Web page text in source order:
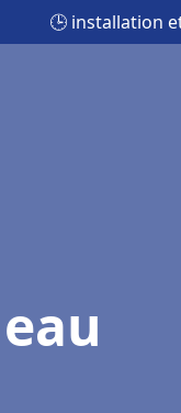
🕒 installation